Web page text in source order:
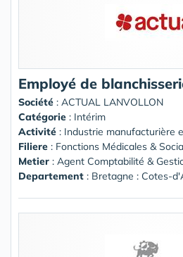
Employé de
Société : ACTUAL LANVOLLON
Catégorie : Intérim
Activité : Industrie manufacturière
Filiere : Fonctions Médicales &
Metier : Agent Comptabilité &
Departement : Bretagne : Cotes-